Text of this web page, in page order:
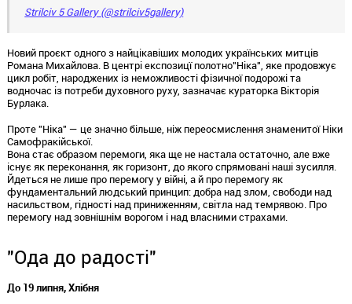
Strilciv 5 Gallery (@strilciv5gallery)
Новий проєкт одного з найцікавіших молодих українських митців
Романа Михайлова. В центрі експозицї полотно"Ніка", яке продовжує
цикл робіт, народжених із неможливості фізичної подорожі та
водночас із потреби духовного руху, зазначає кураторка Вікторія
Бурлака.
Проте "Ніка" — це значно більше, ніж переосмислення знаменитої Ніки
Самофракійської.
Вона стає образом перемоги, яка ще не настала остаточно, але вже
існує як переконання, як горизонт, до якого спрямовані наші зусилля.
Йдеться не лише про перемогу у війні, а й про перемогу як
фундаментальний людський принцип: добра над злом, свободи над
насильством, гідності над приниженням, світла над темрявою. Про
перемогу над зовнішнім ворогом і над власними страхами.
"Ода до радості"
До 19 липня, Хлібня